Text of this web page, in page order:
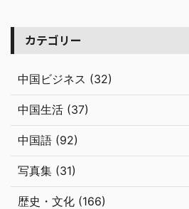
カテゴリー
中国ビジネス (32)
中国生活 (37)
中国語 (92)
写真集 (31)
歴史・文化 (166)